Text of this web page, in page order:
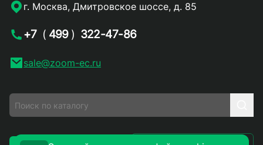
г. Москва, Дмитровское шоссе, д. 85
+7 ( 499 ) 322-47-86
sale@zoom-ec.ru